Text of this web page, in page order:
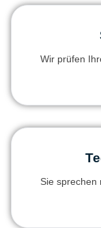
Wir prüfen
Sie sprechen